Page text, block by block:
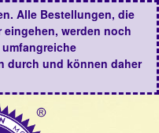
Alle Bestellungen, die
eingehen, werden noch
durch und können daher